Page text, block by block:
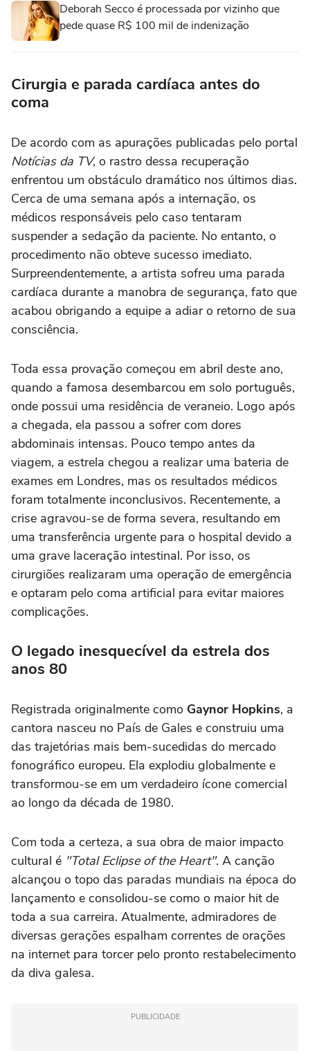
Deborah Secco é processada por vizinho que
pede quase R$ 100 mil de indenização
Cirurgia e parada cardíaca antes do
coma
De acordo com as apurações publicadas pelo portal
Notícias da TV, o rastro dessa recuperação
enfrentou um obstáculo dramático nos últimos dias.
Cerca de uma semana após a internação, os
médicos responsáveis pelo caso tentaram
suspender a sedação da paciente. No entanto, o
procedimento não obteve sucesso imediato.
Surpreendentemente, a artista sofreu uma parada
cardíaca durante a manobra de segurança, fato que
acabou obrigando a equipe a adiar o retorno de sua
consciência.
Toda essa provação começou em abril deste ano,
quando a famosa desembarcou em solo português,
onde possui uma residência de veraneio. Logo após
a chegada, ela passou a sofrer com dores
abdominais intensas. Pouco tempo antes da
viagem, a estrela chegou a realizar uma bateria de
exames em Londres, mas os resultados médicos
foram totalmente inconclusivos. Recentemente, a
crise agravou-se de forma severa, resultando em
uma transferência urgente para o hospital devido a
uma grave laceração intestinal. Por isso, os
cirurgiões realizaram uma operação de emergência
e optaram pelo coma artificial para evitar maiores
complicações.
O legado inesquecível da estrela dos
anos 80
Registrada originalmente como Gaynor Hopkins, a
cantora nasceu no País de Gales e construiu uma
das trajetórias mais bem-sucedidas do mercado
fonográfico europeu. Ela explodiu globalmente e
transformou-se em um verdadeiro ícone comercial
ao longo da década de 1980.
Com toda a certeza, a sua obra de maior impacto
cultural é "Total Eclipse of the Heart". A canção
alcançou o topo das paradas mundiais na época do
lançamento e consolidou-se como o maior hit de
toda a sua carreira. Atualmente, admiradores de
diversas gerações espalham correntes de orações
na internet para torcer pelo pronto restabelecimento
da diva galesa.
PUBLICIDADE